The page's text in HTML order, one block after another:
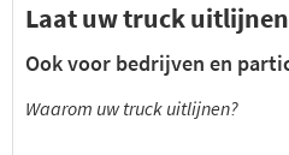
Laat uw truck
Ook voor bedrijven en
Waarom uw truck uitlijnen?